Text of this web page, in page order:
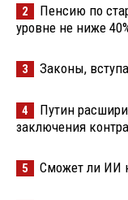
2
Пенсию по
уровне не ниже
3 Законы,
4
Путин
заключения
5 Сможет ли ИИ